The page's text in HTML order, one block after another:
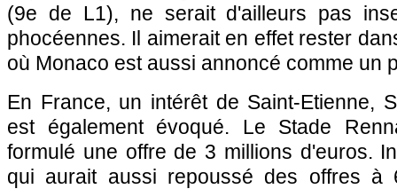
(9e de L1), ne serait d'ailleurs pas
phocéennes. Il aimerait en effet rester
où Monaco est aussi annoncé comme un
En France, un intérêt de Saint-Etienne,
est également évoqué. Le Stade
formulé une offre de 3 millions d'euros.
qui aurait aussi repoussé des offres à